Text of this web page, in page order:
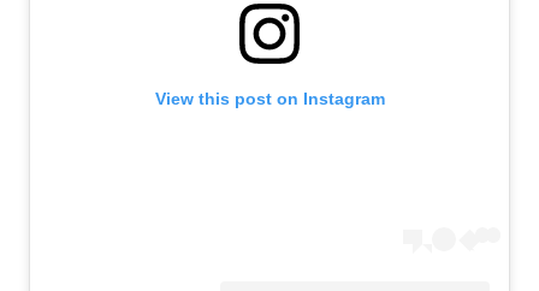
View this post on Instagram